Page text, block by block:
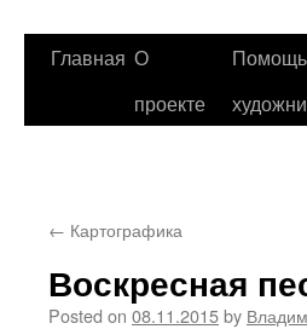
Главная О
проекте
Помощь
← Картографика
Воскресная
Posted on 08.11.2015by